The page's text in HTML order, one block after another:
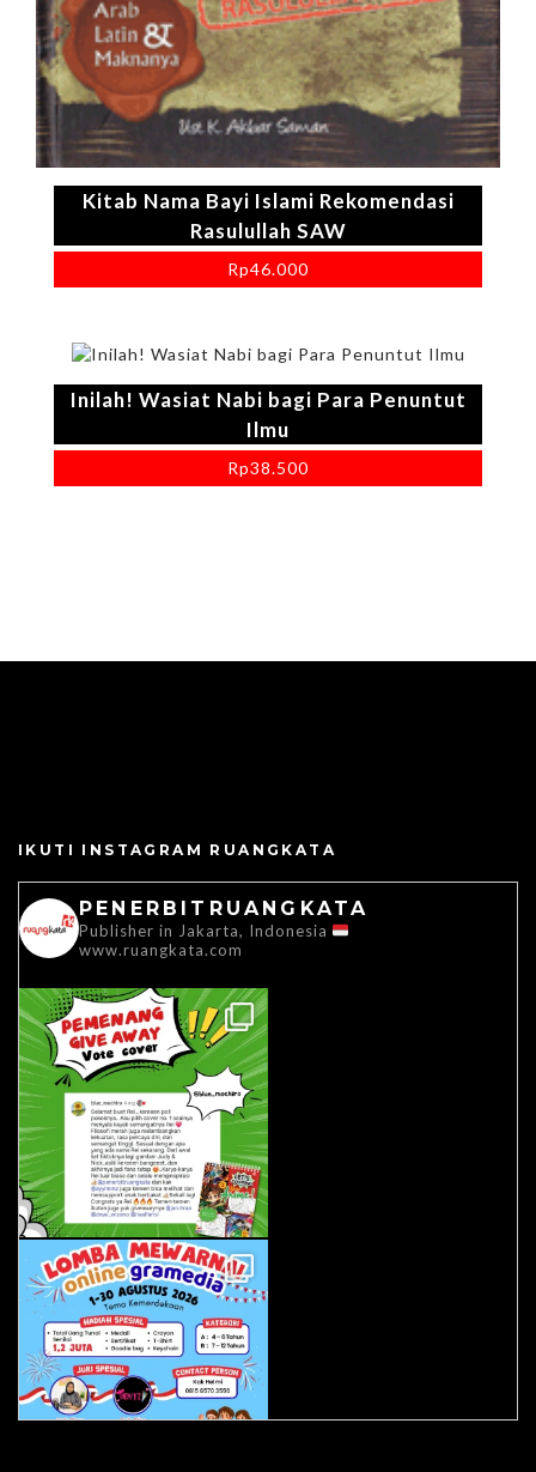
Kitab Nama Bayi Islami Rekomendasi
Rasulullah SAW
Rp46.000
Inilah! Wasiat Nabi bagi Para Penuntut
Ilmu
Rp38.500
IKUTI INSTAGRAM RUANGKATA
PENERBITRUANGKATA
Publisher in Jakarta, Indonesia
www.ruangkata.com